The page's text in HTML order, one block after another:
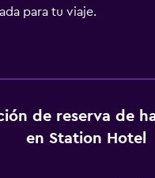
para tu viaje.
de reserva de
en Station Hotel